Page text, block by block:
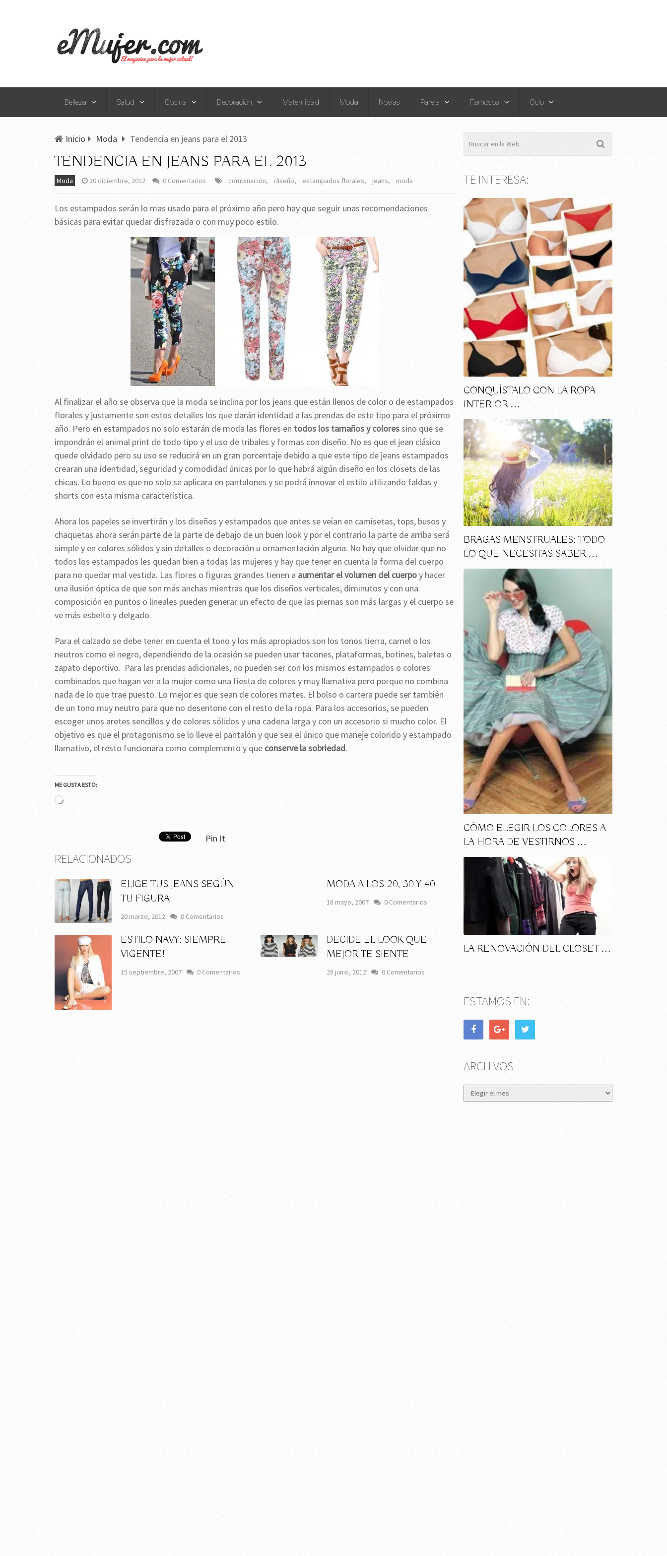
Belleza Salud Cocina Decoración Maternidad Moda Novias Pareja Famosos Ocio
Inicio Moda Tendencia en jeans para el 2013
TENDENCIA EN JEANS PARA EL 2013
Moda 20 diciembre, 2012 0 Comentarios combinación, diseño, estampados florales, jeans, moda
Los estampados serán lo mas usado para el próximo año pero hay que seguir unas recomendaciones
básicas para evitar quedar disfrazada o con muy poco estilo.
Al finalizar el año se observa que la moda se inclina por los jeans que están llenos de color o de estampados
florales y justamente son estos detalles los que darán identidad a las prendas de este tipo para el próximo
año. Pero en estampados no solo estarán de moda las flores en todos los tamaños y coloressino que se
impondrán el animal print de todo tipo y el uso de tribales y formas con diseño. No es que el jean clásico
quede olvidado pero su uso se reducirá en un gran porcentaje debido a que este tipo de jeans estampados
crearan una identidad, seguridad y comodidad únicas por lo que habrá algún diseño en los closets de las
chicas. Lo bueno es que no solo se aplicara en pantalones y se podrá innovar el estilo utilizando faldas y
shorts con esta misma característica.
Ahora los papeles se invertirán y los diseños y estampados que antes se veían en camisetas, tops, busos y
chaquetas ahora serán parte de la parte de debajo de un buen look y por el contrario la parte de arriba será
simple y en colores sólidos y sin detalles o decoración u ornamentación alguna. No hay que olvidar que no
todos los estampados les quedan bien a todas las mujeres y hay que tener en cuenta la forma del cuerpo
para no quedar mal vestida. Las flores o figuras grandes tienen a aumentar el volumen del cuerpoy hacer
una ilusión óptica de que son más anchas mientras que los diseños verticales, diminutos y con una
composición en puntos o lineales pueden generar un efecto de que las piernas son más largas y el cuerpo se
ve más esbelto y delgado.
Para el calzado se debe tener en cuenta el tono y los más apropiados son los tonos tierra, camel o los
neutros como el negro, dependiendo de la ocasión se pueden usar tacones, plataformas, botines, baletas o
zapato deportivo. Para las prendas adicionales, no pueden ser con los mismos estampados o colores
combinados que hagan ver a la mujer como una fiesta de colores y muy llamativa pero porque no combina
nada de lo que trae puesto. Lo mejor es que sean de colores mates. El bolso o cartera puede ser también
de un tono muy neutro para que no desentone con el resto de la ropa. Para los accesorios, se pueden
escoger unos aretes sencillos y de colores sólidos y una cadena larga y con un accesorio si mucho color. El
objetivo es que el protagonismo se lo lleve el pantalón y que sea el único que maneje colorido y estampado
llamativo, el resto funcionara como complemento y que conserve la sobriedad.
ME GUSTA ESTO:
Cargando...
Pin It
RELACIONADOS
ELIGE TUS JEANS SEGÚN
TU FIGURA
20 marzo, 2012 0 Comentarios
MODA A LOS 20, 30 Y 40
18 mayo, 2007 0 Comentarios
ESTILO NAVY: SIEMPRE
VIGENTE!
15 septiembre, 2007 0 Comentarios
DECIDE EL LOOK QUE
MEJOR TE SIENTE
28 junio, 2012 0 Comentarios
TE INTERESA:
CONQUÍSTALO CON LA ROPA
INTERIOR …
BRAGAS MENSTRUALES: TODO
LO QUE NECESITAS SABER …
CÓMO ELEGIR LOS COLORES A
LA HORA DE VESTIRNOS …
LA RENOVACIÓN DEL CLOSET …
ESTAMOS EN:
ARCHIVOS
Archivos